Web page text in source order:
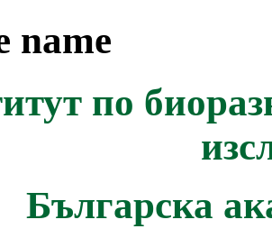
name
по
Българска